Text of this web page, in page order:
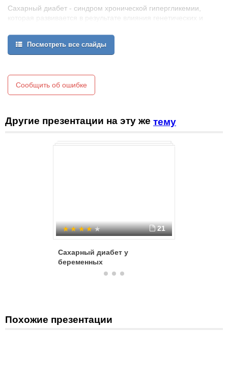
Сахарный диабет - синдром хронической гипергликемии,
которая развивается в результате влияния генетических и
относительным дефицитом инсулина в организме и
характеризируется нарушением всех видов метаболизма, и в
первую очередь - обмена углеводов.
Посмотреть все слайды
Сообщить об ошибке
Другие презентации на эту же тему
21
Сахарный диабет у
беременных
Похожие презентации